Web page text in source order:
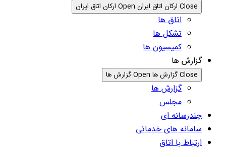
Close ارکان اتاق ایران Open ارکان اتاق ایران
اتاق ها
تشکل ها
کمیسیون ها
گزارش ها
Close گزارش ها Open گزارش ها
گزارش ها
مجلس
چندرسانه ای
سامانه های خدماتی
ارتباط با اتاق